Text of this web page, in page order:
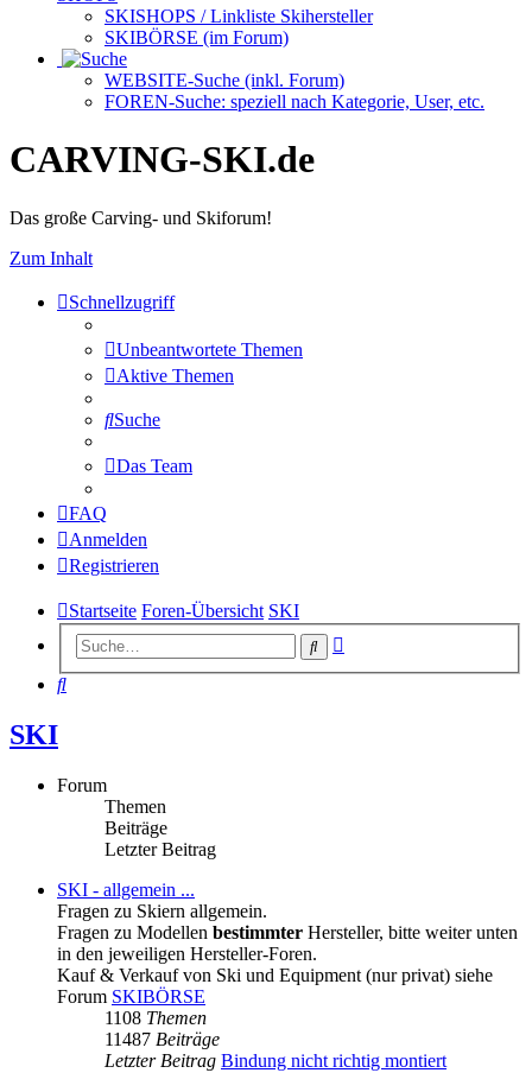
SKISHOPS / Linkliste Skihersteller
SKIBÖRSE (im Forum)
WEBSITE-Suche (inkl. Forum)
FOREN-Suche: speziell nach Kategorie, User, etc.
CARVING-SKI.de
Das große Carving- und Skiforum!
Zum Inhalt
Schnellzugriff
Unbeantwortete Themen
Aktive Themen
Suche
Das Team
FAQ
Anmelden
Registrieren
Startseite Foren-Übersicht SKI
Suche
Suche
SKI
Forum
Themen
Beiträge
Letzter Beitrag
SKI - allgemein ...
Fragen zu Skiern allgemein.
Fragen zu Modellen bestimmter Hersteller, bitte weiter unten
in den jeweiligen Hersteller-Foren.
Kauf & Verkauf von Ski und Equipment (nur privat) siehe
Forum SKIBÖRSE
1108 Themen
11487 Beiträge
Letzter Beitrag Bindung nicht richtig montiert